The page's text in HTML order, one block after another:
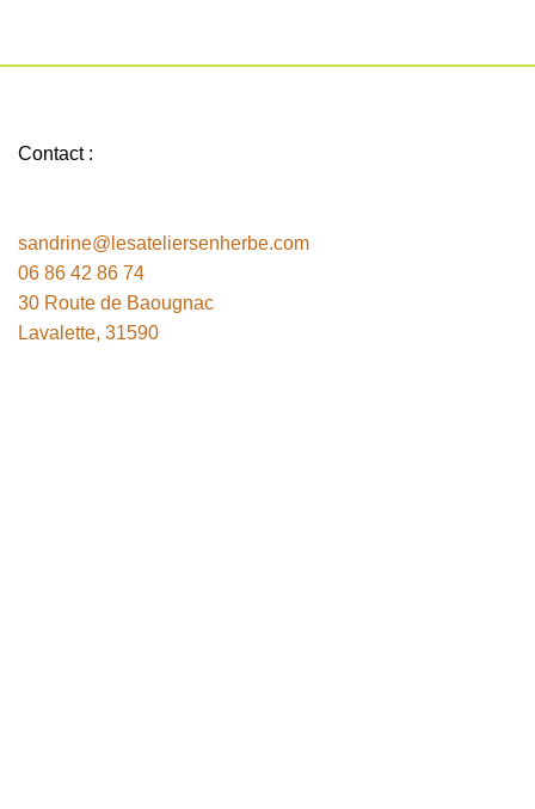
Contact :
sandrine@lesateliersenherbe.com
06 86 42 86 74
30 Route de Baougnac
Lavalette, 31590